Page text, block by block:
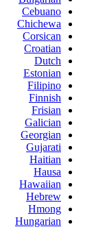
Cebuano
Chichewa
Corsican
Croatian
Dutch
Estonian
Filipino
Finnish
Frisian
Galician
Georgian
Gujarati
Haitian
Hausa
Hawaiian
Hebrew
Hmong
Hungarian